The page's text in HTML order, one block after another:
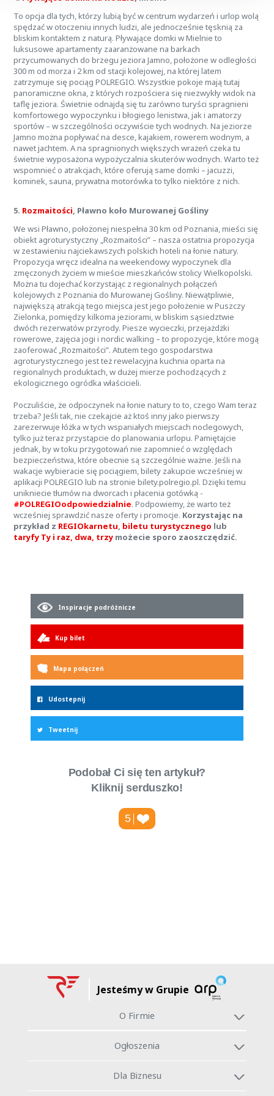
To opcja dla tych, którzy lubią być w centrum wydarzeń i urlop wolą
spędzać w otoczeniu innych ludzi, ale jednocześnie tęsknią za
bliskim kontaktem z naturą. Pływające domki w Mielnie to
luksusowe apartamenty zaaranżowane na barkach
przycumowanych do brzegu jeziora Jamno, położone w odległości
300 m od morza i 2 km od stacji kolejowej, na której latem
zatrzymuje się pociąg POLREGIO. Wszystkie pokoje mają tutaj
panoramiczne okna, z których rozpościera się niezwykły widok na
taflę jeziora. Świetnie odnajdą się tu zarówno turyści spragnieni
komfortowego wypoczynku i błogiego lenistwa, jak i amatorzy
sportów – w szczególności oczywiście tych wodnych. Na jeziorze
Jamno można popływać na desce, kajakiem, rowerem wodnym, a
nawet jachtem. A na spragnionych większych wrażeń czeka tu
świetnie wyposażona wypożyczalnia skuterów wodnych. Warto też
wspomnieć o atrakcjach, które oferują same domki – jacuzzi,
kominek, sauna, prywatna motorówka to tylko niektóre z nich.
5. Rozmaitości, Pławno koło Murowanej Gośliny
We wsi Pławno, położonej niespełna 30 km od Poznania, mieści się
obiekt agroturystyczny „Rozmaitości” – nasza ostatnia propozycja
w zestawieniu najciekawszych polskich hoteli na łonie natury.
Propozycja wręcz idealna na weekendowy wypoczynek dla
zmęczonych życiem w mieście mieszkańców stolicy Wielkopolski.
Można tu dojechać korzystając z regionalnych połączeń
kolejowych z Poznania do Murowanej Gośliny. Niewątpliwie,
największą atrakcją tego miejsca jest jego położenie w Puszczy
Zielonka, pomiędzy kilkoma jeziorami, w bliskim sąsiedztwie
dwóch rezerwatów przyrody. Piesze wycieczki, przejażdżki
rowerowe, zajęcia jogi i nordic walking – to propozycje, które mogą
zaoferować „Rozmaitości”. Atutem tego gospodarstwa
agroturystycznego jest też rewelacyjna kuchnia oparta na
regionalnych produktach, w dużej mierze pochodzących z
ekologicznego ogródka właścicieli.
Poczuliście, że odpoczynek na łonie natury to to, czego Wam teraz
trzeba? Jeśli tak, nie czekajcie aż ktoś inny jako pierwszy
zarezerwuje łóżka w tych wspaniałych miejscach noclegowych,
tylko już teraz przystąpcie do planowania urlopu. Pamiętajcie
jednak, by w toku przygotowań nie zapomnieć o względach
bezpieczeństwa, które obecnie są szczególnie ważne. Jeśli na
wakacje wybieracie się pociągiem, bilety zakupcie wcześniej w
aplikacji POLREGIO lub na stronie bilety.polregio.pl. Dzięki temu
unikniecie tłumów na dworcach i płacenia gotówką -
#POLREGIOodpowiedzialnie. Podpowiemy, że warto też
wcześniej sprawdzić nasze oferty i promocje. Korzystając na
przykład z REGIOkarnetu, biletu turystycznego lub
taryfy Ty i raz, dwa, trzy możecie sporo zaoszczędzić.
Inspiracje podróżnicze
Kup bilet
Mapa połączeń
Udostepnij
Tweetnij
Podobał Ci się ten artykuł?
Kliknij serduszko!
5
Jesteśmy w Grupie
O Firmie
Ogłoszenia
Dla Biznesu